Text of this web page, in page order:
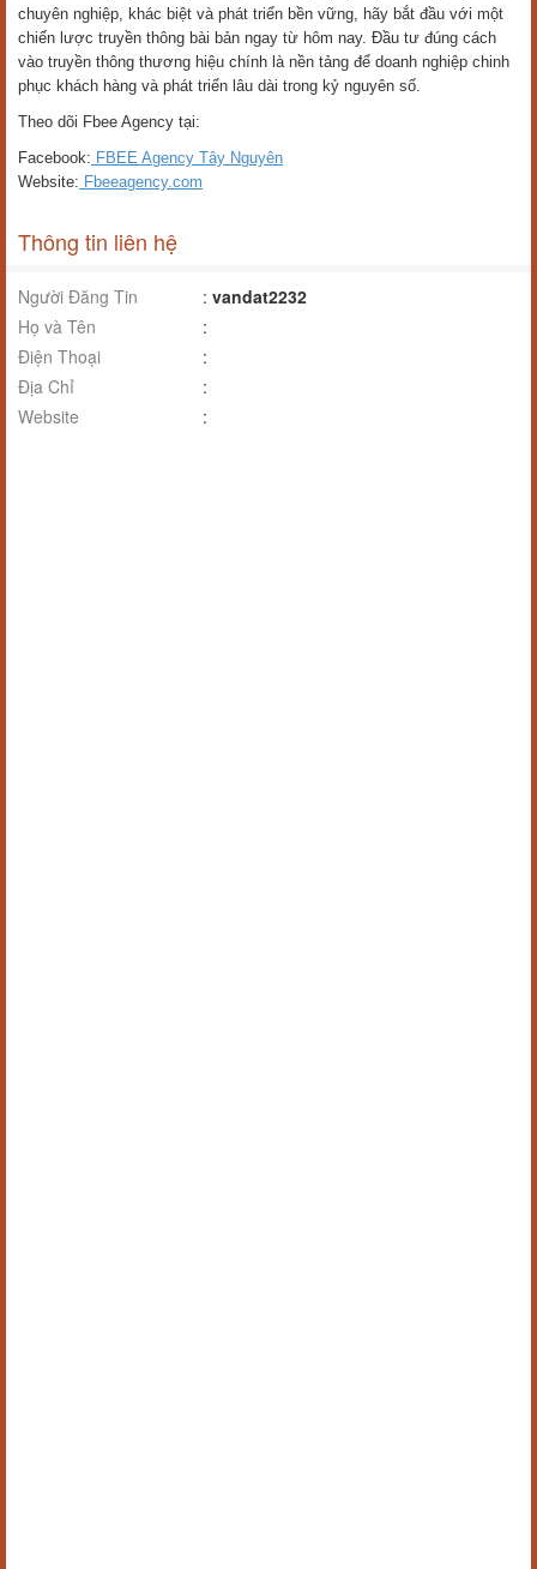
chuyên nghiệp, khác biệt và phát triển bền vững, hãy bắt đầu với một
chiến lược truyền thông bài bản ngay từ hôm nay. Đầu tư đúng cách
vào truyền thông thương hiệu chính là nền tảng để doanh nghiệp chinh
phục khách hàng và phát triển lâu dài trong kỷ nguyên số.
Theo dõi Fbee Agency tại:
Facebook: FBEE Agency Tây Nguyên
Website: Fbeeagency.com
Thông tin liên hệ
Người Đăng Tin : vandat2232
Họ và Tên
:
Điện Thoại
:
Địa Chỉ
:
Website
: